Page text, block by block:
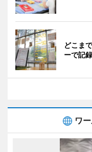
どこま
ーで記
ワ